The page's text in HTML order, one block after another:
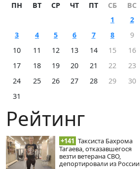
ПН ВТ СР ЧТ ПТ СБ
ВС
1
2
3
4 5 6 7 8
9
10
11 12 13 14 15
16
17
18 19 20 21 22
23
24
25 26 27 28 29
30
31
Рейтинг
+141 Таксиста Бахрома
Тагаева, отказавшегося
везти ветерана СВО,
депортировали из России